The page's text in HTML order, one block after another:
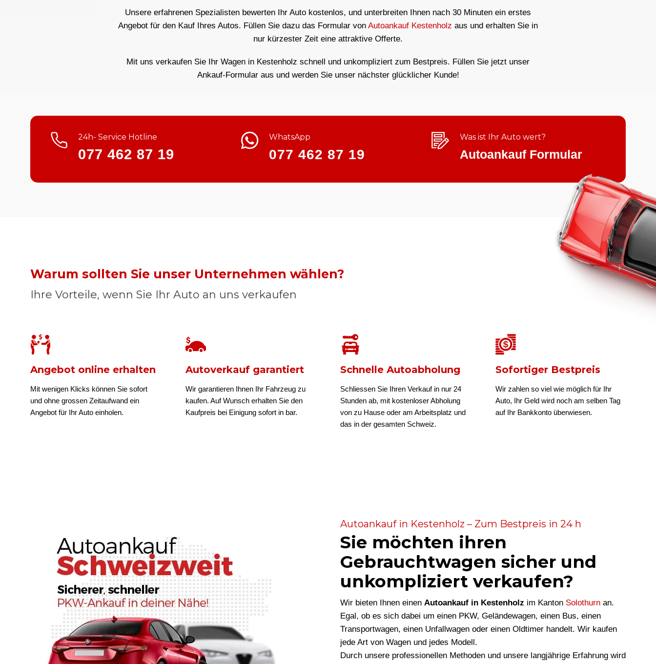
Unsere erfahrenen Spezialisten bewerten Ihr Auto kostenlos, und unterbreiten Ihnen nach 30 Minuten ein erstes
Angebot für den Kauf Ihres Autos. Füllen Sie dazu das Formular von Autoankauf Kestenholz aus und erhalten Sie in
nur kürzester Zeit eine attraktive Offerte.
Mit uns verkaufen Sie Ihr Wagen in Kestenholz schnell und unkompliziert zum Bestpreis. Füllen Sie jetzt unser
Ankauf-Formular aus und werden Sie unser nächster glücklicher Kunde!
24h- Service Hotline
077 462 87 19
WhatsApp
077 462 87 19
Was ist Ihr Auto wert?
Autoankauf Formular
Warum sollten Sie unser Unternehmen wählen?
Ihre Vorteile, wenn Sie Ihr Auto an uns verkaufen
Angebot online erhalten
Mit wenigen Klicks können Sie sofort
und ohne grossen Zeitaufwand ein
Angebot für Ihr Auto einholen.
Autoverkauf garantiert
Wir garantieren Ihnen Ihr Fahrzeug zu
kaufen. Auf Wunsch erhalten Sie den
Kaufpreis bei Einigung sofort in bar.
Schnelle Autoabholung
Schliessen Sie Ihren Verkauf in nur 24
Stunden ab, mit kostenloser Abholung
von zu Hause oder am Arbeitsplatz und
das in der gesamten Schweiz.
Sofortiger Bestpreis
Wir zahlen so viel wie möglich für Ihr
Auto, Ihr Geld wird noch am selben Tag
auf Ihr Bankkonto überwiesen.
Autoankauf in Kestenholz – Zum Bestpreis in 24 h
Sie möchten ihren
Gebrauchtwagen sicher und
unkompliziert verkaufen?
Wir bieten Ihnen einen Autoankauf in Kestenholz im Kanton Solothurn an.
Egal, ob es sich dabei um einen PKW, Geländewagen, einen Bus, einen
Transportwagen, einen Unfallwagen oder einen Oldtimer handelt. Wir kaufen
jede Art von Wagen und jedes Modell.
Durch unsere professionellen Methoden und unsere langjährige Erfahrung wird